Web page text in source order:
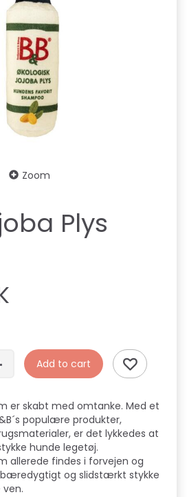
Zoom
Plys
Add to cart
er skabt med omtanke. Med et
populære produkter,
er det lykkedes at
hunde legetøj.
allerede findes i forvejen og
og slidstærkt stykke